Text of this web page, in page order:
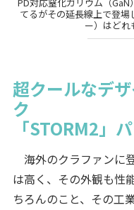
てるがその延長線上で登場
ー）はどれ
超クールなデ
ク
「STORM2」
海外のクラファンに
は高く、その外観も性
ちろんのこと、その工